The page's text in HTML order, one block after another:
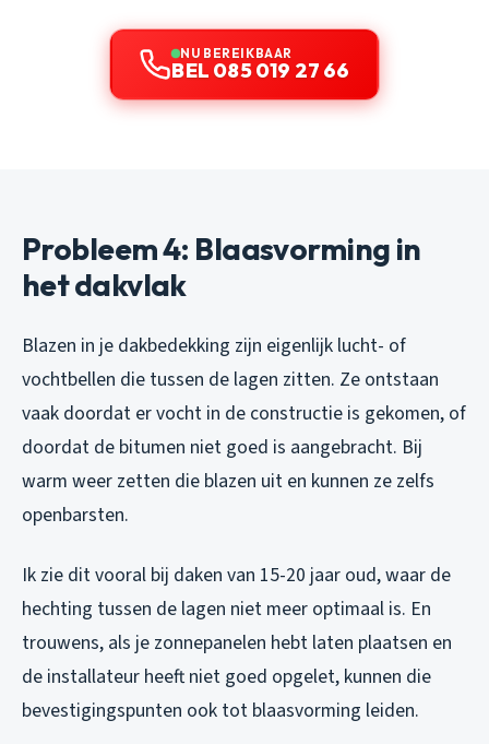
NU BEREIKBAAR
BEL 085 019 27 66
Probleem 4: Blaasvorming in
het dakvlak
Blazen in je dakbedekking zijn eigenlijk lucht- of
vochtbellen die tussen de lagen zitten. Ze ontstaan
vaak doordat er vocht in de constructie is gekomen, of
doordat de bitumen niet goed is aangebracht. Bij
warm weer zetten die blazen uit en kunnen ze zelfs
openbarsten.
Ik zie dit vooral bij daken van 15-20 jaar oud, waar de
hechting tussen de lagen niet meer optimaal is. En
trouwens, als je zonnepanelen hebt laten plaatsen en
de installateur heeft niet goed opgelet, kunnen die
bevestigingspunten ook tot blaasvorming leiden.